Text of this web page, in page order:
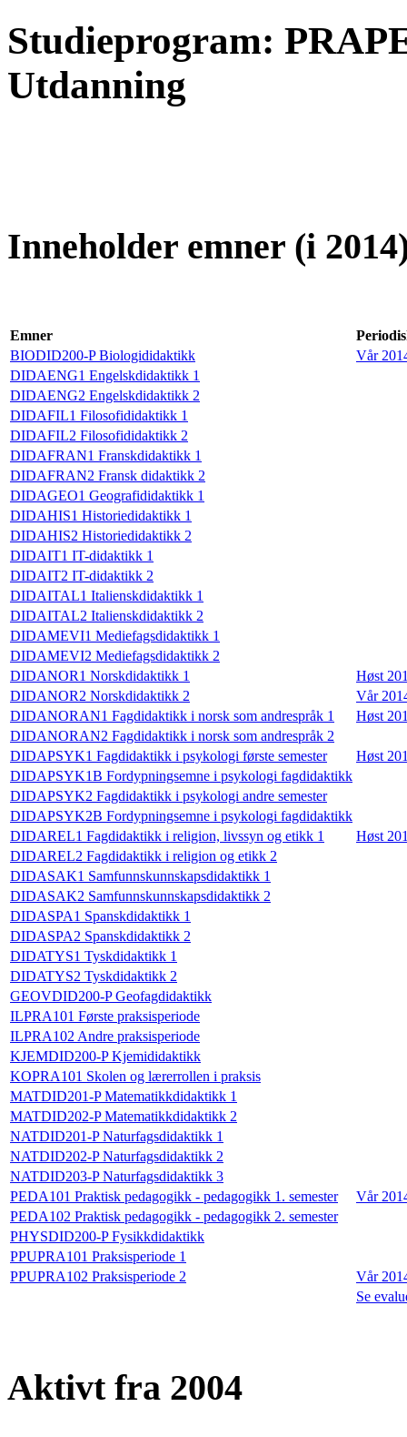
Studieprogram:
Utdanning
Inneholder emner (i
Emner
BIODID200-P Biologididaktikk
Vår
DIDAENG1 Engelskdidaktikk 1
DIDAENG2 Engelskdidaktikk 2
DIDAFIL1 Filosofididaktikk 1
DIDAFIL2 Filosofididaktikk 2
DIDAFRAN1 Franskdidaktikk 1
DIDAFRAN2 Fransk didaktikk 2
DIDAGEO1 Geografididaktikk 1
DIDAHIS1 Historiedidaktikk 1
DIDAHIS2 Historiedidaktikk 2
DIDAIT1 IT-didaktikk 1
DIDAIT2 IT-didaktikk 2
DIDAITAL1 Italienskdidaktikk 1
DIDAITAL2 Italienskdidaktikk 2
DIDAMEVI1 Mediefagsdidaktikk 1
DIDAMEVI2 Mediefagsdidaktikk 2
DIDANOR1 Norskdidaktikk 1
Høst
DIDANOR2 Norskdidaktikk 2
Vår
DIDANORAN1 Fagdidaktikk i norsk som andrespråk 1
Høst
DIDANORAN2 Fagdidaktikk i norsk som andrespråk 2
DIDAPSYK1 Fagdidaktikk i psykologi første semester
Høst
DIDAPSYK1B Fordypningsemne i psykologi fagdidaktikk
DIDAPSYK2 Fagdidaktikk i psykologi andre semester
DIDAPSYK2B Fordypningsemne i psykologi fagdidaktikk
DIDAREL1 Fagdidaktikk i religion, livssyn og etikk 1
Høst
DIDAREL2 Fagdidaktikk i religion og etikk 2
DIDASAK1 Samfunnskunnskapsdidaktikk 1
DIDASAK2 Samfunnskunnskapsdidaktikk 2
DIDASPA1 Spanskdidaktikk 1
DIDASPA2 Spanskdidaktikk 2
DIDATYS1 Tyskdidaktikk 1
DIDATYS2 Tyskdidaktikk 2
GEOVDID200-P Geofagdidaktikk
ILPRA101 Første praksisperiode
ILPRA102 Andre praksisperiode
KJEMDID200-P Kjemididaktikk
KOPRA101 Skolen og lærerrollen i praksis
MATDID201-P Matematikkdidaktikk 1
MATDID202-P Matematikkdidaktikk 2
NATDID201-P Naturfagsdidaktikk 1
NATDID202-P Naturfagsdidaktikk 2
NATDID203-P Naturfagsdidaktikk 3
PEDA101 Praktisk pedagogikk - pedagogikk 1. semester
Vår
PEDA102 Praktisk pedagogikk - pedagogikk 2. semester
PHYSDID200-P Fysikkdidaktikk
PPUPRA101 Praksisperiode 1
PPUPRA102 Praksisperiode 2
Vår
Se
Aktivt fra 2004